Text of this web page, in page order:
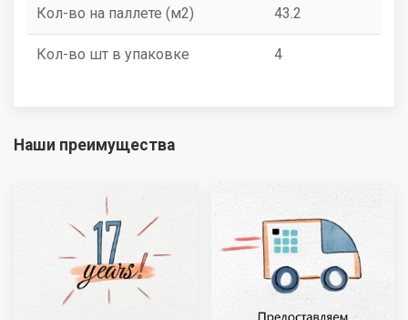
Кол-во на паллете (м2) 43.2
Кол-во шт в упаковке 4
Наши преимущества